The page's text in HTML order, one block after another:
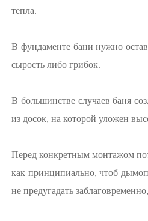
тепла.
В фундаменте бани нужно
сырость либо грибок.
В большинстве случаев баня
из досок, на которой уложен
Перед конкретным монтажом
как принципиально, чтоб
не предугадать